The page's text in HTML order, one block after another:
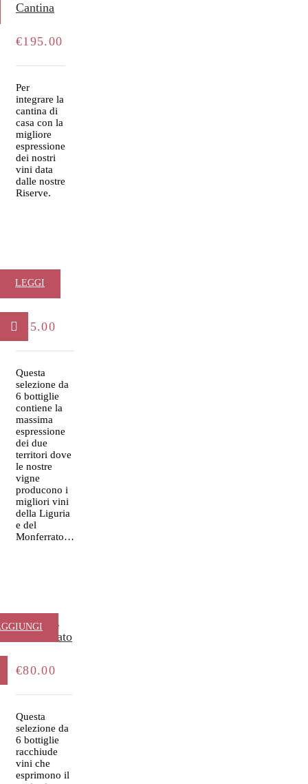
Cantina
€195.00
Per
integrare la
cantina di
casa con la
migliore
espressione
dei nostri
vini data
dalle nostre
Riserve.
Mare &
85.00
LEGGI
Questa
selezione da
6 bottiglie
contiene la
massima
espressione
dei due
territori dove
le nostre
vigne
producono i
migliori vini
della Liguria
e del
Monferrato…
Sorpresa
Monferrato
€80.00
Questa
selezione da
6 bottiglie
racchiude
vini che
esprimono il